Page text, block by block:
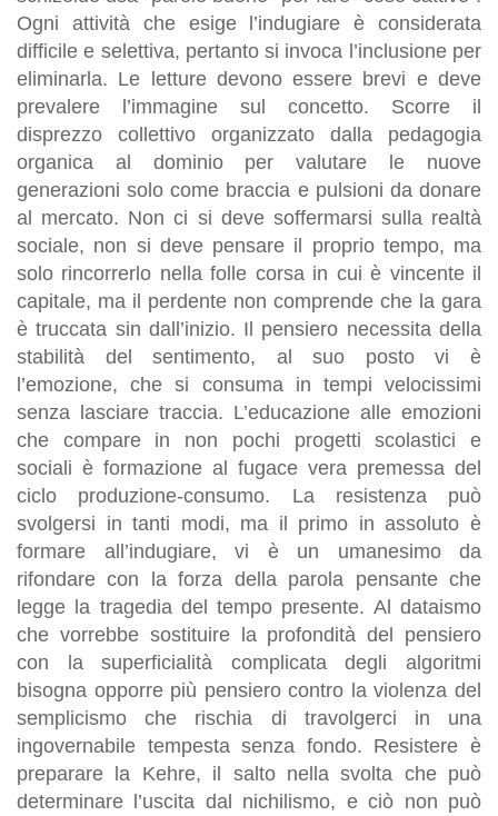
Ogni attività che esige l’indugiare è considerata
difficile e selettiva, pertanto si invoca l’inclusione per
eliminarla. Le letture devono essere brevi e deve
prevalere l’immagine sul concetto. Scorre il
disprezzo collettivo organizzato dalla pedagogia
organica al dominio per valutare le nuove
generazioni solo come braccia e pulsioni da donare
al mercato. Non ci si deve soffermarsi sulla realtà
sociale, non si deve pensare il proprio tempo, ma
solo rincorrerlo nella folle corsa in cui è vincente il
capitale, ma il perdente non comprende che la gara
è truccata sin dall’inizio. Il pensiero necessita della
stabilità del sentimento, al suo posto vi è
l’emozione, che si consuma in tempi velocissimi
senza lasciare traccia. L’educazione alle emozioni
che compare in non pochi progetti scolastici e
sociali è formazione al fugace vera premessa del
ciclo produzione-consumo. La resistenza può
svolgersi in tanti modi, ma il primo in assoluto è
formare all’indugiare, vi è un umanesimo da
rifondare con la forza della parola pensante che
legge la tragedia del tempo presente. Al dataismo
che vorrebbe sostituire la profondità del pensiero
con la superficialità complicata degli algoritmi
bisogna opporre più pensiero contro la violenza del
semplicismo che rischia di travolgerci in una
ingovernabile tempesta senza fondo. Resistere è
preparare la Kehre, il salto nella svolta che può
determinare l’uscita dal nichilismo, e ciò non può